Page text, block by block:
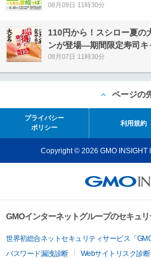
08月09日 11時30分
110円から！スシロー夏の
ンが登場―期間限定寿司キ
08月07日 11時30分
ページの
プライバシー
ポリシー
利用規約
Copyright © 2026 GMO INSIGHT
GMOインターネットグループのセキュ
世界初総合ネットセキュリティサービス「
パスワード漏洩診断
Webサイトリスク診断